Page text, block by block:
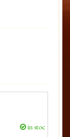
in stoc